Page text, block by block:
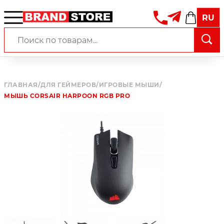
RU
ГЛАВНАЯ/ДЛЯ ГЕЙМЕРОВ/ИГРОВЫЕ МЫШИ/
МЫШЬ CORSAIR HARPOON RGB PRO